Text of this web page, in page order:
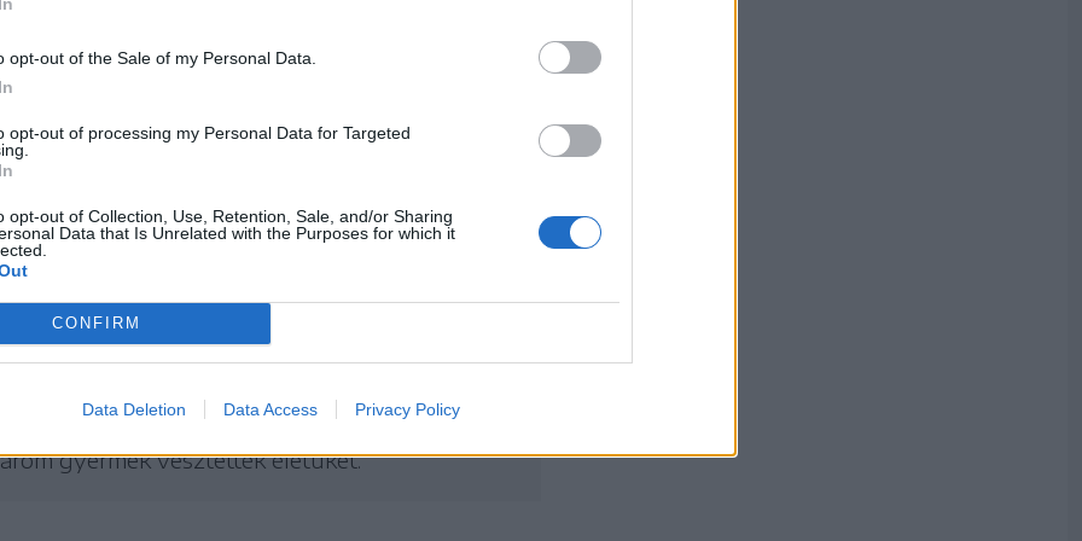
opt-out of the Sale of my Personal Data.
opt-out of processing my Personal Data for Targeted
opt-out of Collection, Use, Retention, Sale, and/or Sharing
Data that Is Unrelated with the Purposes for which it
CONFIRM
Data Deletion Data Access Privacy Policy
kórházba szállították a panzió
oltásában segédkezett, és könnyű égési
hogy megtalálták az eszméletlen
kisebb égési sérülések nyomaival,
úrjaélesztési kísérletek ellenére a
án történt
lévő Ferma Dacilor panzióban. A
gyermek vesztették életüket.